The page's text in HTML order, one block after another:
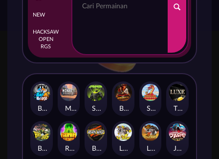
NEW
HACKSAW
OPEN
RGS
Beam Boys Monkey Frenzy 2: Boss is Here! Spinman BULLETS AND BOUNTY SMOKING DRAGON The Luxe
BASH BROS Ronin Stackways Born Wild LE ZEUS LE COWBOY JAWS OF JUSTICE